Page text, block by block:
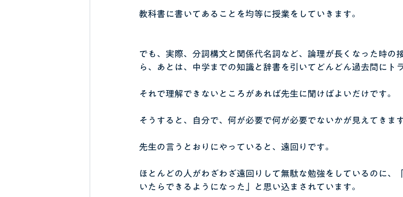
教科書に書いてあることを均等に授業をしていきます。
でも、実際、分詞構文と関係代名詞など、論理が長くなった時の
ら、あとは、中学までの知識と辞書を引いてどんどん過去問にト
それで理解できないところがあれば先生に聞けばよいだけです。
そうすると、自分で、何が必要で何が必要でないかが見えてきます
先生の言うとおりにやっていると、遠回りです。
ほとんどの人がわざわざ遠回りして無駄な勉強をしているのに、
いたらできるようになった」と思い込まされています。